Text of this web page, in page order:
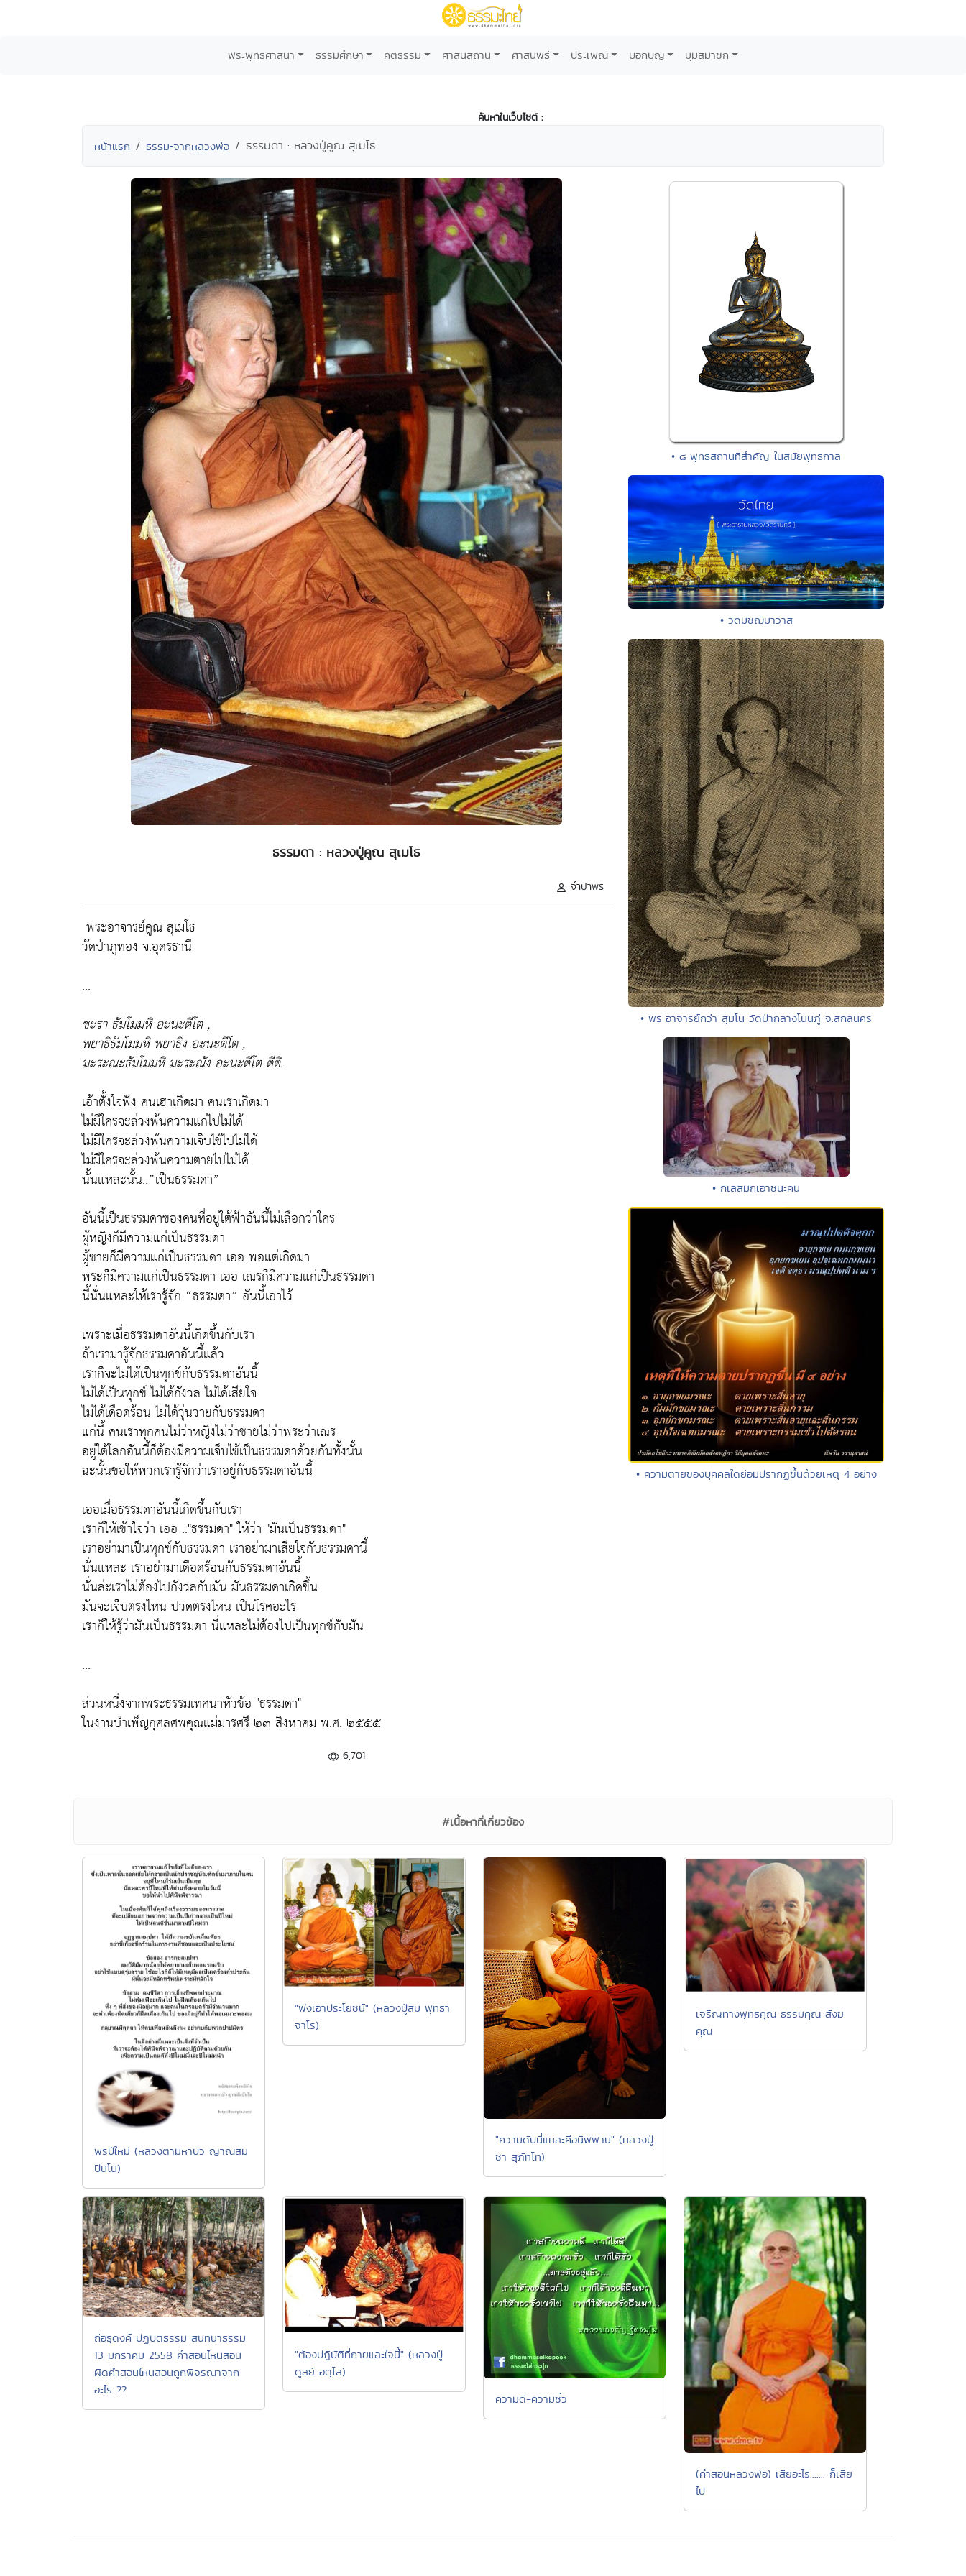
พระพุทธศาสนา ธรรมศึกษา คติธรรม ศาสนสถาน ศาสนพิธี ประเพณี บอกบุญ มุมสมาชิก
ค้นหาในเว็บไซต์ :
หน้าแรก ธรรมะจากหลวงพ่อ ธรรมดา : หลวงปู่คูณ สุเมโธ
ธรรมดา : หลวงปู่คูณ สุเมโธ
จำปาพร
พระอาจารย์คูณ สุเมโธ
วัดป่าภูทอง จ.อุดรธานี
...
ชะรา ธัมโมมหิ อะนะตีโต ,
พยาธิธัมโมมหิ พยาธิง อะนะตีโต ,
มะระณะธัมโมมหิ มะระณัง อะนะตีโต ตีติ.
เอ้าตั้งใจฟัง คนเฮาเกิดมา คนเราเกิดมา
ไม่มีใครจะล่วงพ้นความแก่ไปไม่ได้
ไม่มีใครจะล่วงพ้นความเจ็บไข้ไปไม่ได้
ไม่มีใครจะล่วงพ้นความตายไปไม่ได้
นั้นแหละนั้น..”เป็นธรรมดา”
อันนี้เป็นธรรมดาของคนที่อยู่ใต้ฟ้าอันนี้ไม่เลือกว่าใคร
ผู้หญิงก็มีความแก่เป็นธรรมดา
ผู้ชายก็มีความแก่เป็นธรรมดา เออ พอแต่เกิดมา
พระก็มีความแก่เป็นธรรมดา เออ เณรก็มีความแก่เป็นธรรมดา
นี้นั่นแหละให้เรารู้จัก “ธรรมดา” อันนี้เอาไว้
เพราะเมื่อธรรมดาอันนี้เกิดขึ้นกับเรา
ถ้าเรามารู้จักธรรมดาอันนี้แล้ว
เราก็จะไม่ได้เป็นทุกข์กับธรรมดาอันนี้
ไม่ได้เป็นทุกข์ ไม่ได้กังวล ไม่ได้เสียใจ
ไม่ได้เดือดร้อน ไม่ได้วุ่นวายกับธรรมดา
แก่นี้ คนเราทุกคนไม่ว่าหญิงไม่ว่าชายไม่ว่าพระว่าเณร
อยู่ใต้โลกอันนี้ก็ต้องมีความเจ็บไข้เป็นธรรมดาด้วยกันทั้งนั้น
ฉะนั้นขอให้พวกเรารู้จักว่าเราอยู่กับธรรมดาอันนี้
เออเมื่อธรรมดาอันนี้เกิดขึ้นกับเรา
เราก็ให้เข้าใจว่า เออ .."ธรรมดา" ให้ว่า "มันเป็นธรรมดา"
เราอย่ามาเป็นทุกข์กับธรรมดา เราอย่ามาเสียใจกับธรรมดานี้
นั่นแหละ เราอย่ามาเดือดร้อนกับธรรมดาอันนี้
นั่นล่ะเราไม่ต้องไปกังวลกับมัน มันธรรมดาเกิดขึ้น
มันจะเจ็บตรงไหน ปวดตรงไหน เป็นโรคอะไร
เราก็ให้รู้ว่ามันเป็นธรรมดา นี่แหละไม่ต้องไปเป็นทุกข์กับมัน
...
ส่วนหนึ่งจากพระธรรมเทศนาหัวข้อ "ธรรมดา"
ในงานบำเพ็ญกุศลศพคุณแม่มารศรี ๒๓ สิงหาคม พ.ศ. ๒๕๕๕
6,701
• ๘ พุทธสถานที่สำคัญ ในสมัยพุทธกาล
• วัดมัชฌิมาวาส
• พระอาจารย์กว่า สุมโน วัดป่ากลางโนนภู่ จ.สกลนคร
• กิเลสมักเอาชนะคน
• ความตายของบุคคลใดย่อมปรากฏขึ้นด้วยเหตุ 4 อย่าง
#เนื้อหาที่เกี่ยวข้อง
พรปีใหม่ (หลวงตามหาบัว ญาณสัม
ปันโน)
"ฟังเอาประโยชน์" (หลวงปู่สิม พุทธา
จาโร)
"ความดับนี่แหละคือนิพพาน" (หลวงปู่
ชา สุภัทโท)
เจริญทางพุทธคุณ ธรรมคุณ สังฆ
คุณ
ถือธุดงค์ ปฏิบัติธรรม สนทนาธรรม
13 มกราคม 2558 คำสอนไหนสอน
ผิดคำสอนไหนสอนถูกพิจรณาจาก
อะไร ??
"ต้องปฏิบัติที่กายและใจนี้" (หลวงปู่
ดูลย์ อตุโล)
ความดี-ความชั่ว
(คำสอนหลวงพ่อ) เสียอะไร....... ก็เสีย
ไป